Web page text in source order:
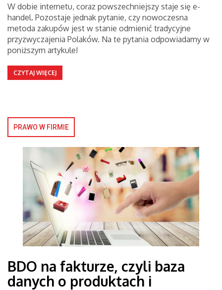
W dobie internetu, coraz powszechniejszy staje się e-
handel. Pozostaje jednak pytanie, czy nowoczesna
metoda zakupów jest w stanie odmienić tradycyjne
przyzwyczajenia Polaków. Na te pytania odpowiadamy w
poniższym artykule!
CZYTAJ WIĘCEJ
PRAWO W FIRMIE
BDO na fakturze, czyli baza
danych o produktach i